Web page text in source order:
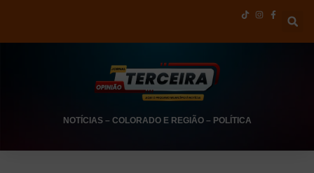
NOTÍCIAS– COLORADO E REGIÃO– POLÍTICA